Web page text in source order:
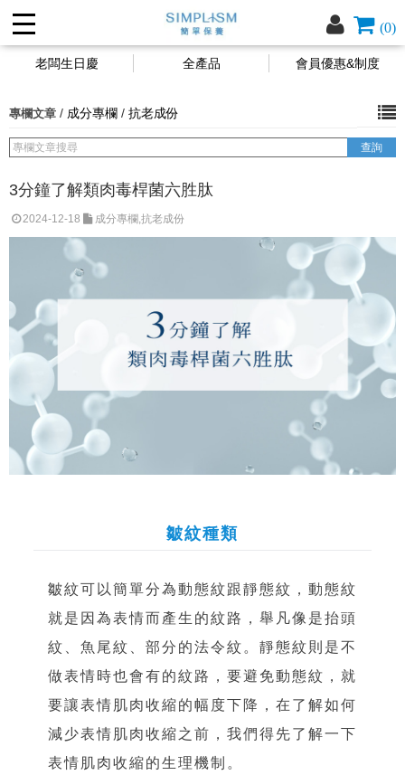
(0)
老闆生日慶 全產品 會員優惠&制度
專欄文章 / 成分專欄 / 抗老成份
3分鐘了解類肉毒桿菌六胜肽
2024-12-18 成分專欄,抗老成份
皺紋種類
皺紋可以簡單分為動態紋跟靜態紋，動態紋
就是因為表情而產生的紋路，舉凡像是抬頭
紋、魚尾紋、部分的法令紋。靜態紋則是不
做表情時也會有的紋路，要避免動態紋，就
要讓表情肌肉收縮的幅度下降，在了解如何
減少表情肌肉收縮之前，我們得先了解一下
表情肌肉收縮的生理機制。